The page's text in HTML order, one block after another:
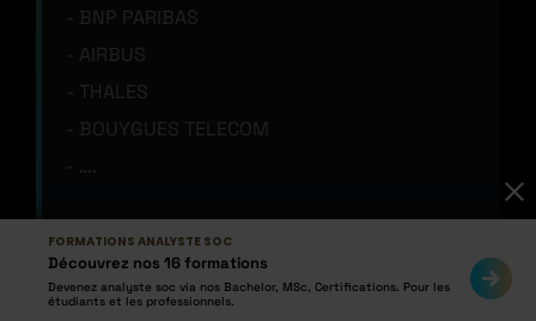
BNP PARIBAS
AIRBUS
THALES
BOUYGUES TELECOM
….
Des offres d’emploi d’opérateurs analystes
SOC sont disponibles sur :
LinkedIn
FORMATIONS ANALYSTE SOC
Découvrez nos 16 formations
Devenez analyste soc via nos Bachelor, MSc, Certifications. Pour les
étudiants et les professionnels.